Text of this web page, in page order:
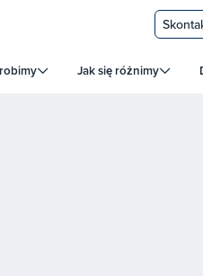
Jak się różnimy